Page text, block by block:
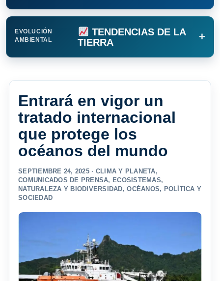
EVOLUCIÓN
AMBIENTAL
TENDENCIAS DE LA
TIERRA
+
Entrará en vigor un
tratado internacional
que protege los
océanos del mundo
SEPTIEMBRE 24, 2025 · CLIMA Y PLANETA,
COMUNICADOS DE PRENSA, ECOSISTEMAS,
NATURALEZA Y BIODIVERSIDAD,OCÉANOS, POLÍTICA Y
SOCIEDAD